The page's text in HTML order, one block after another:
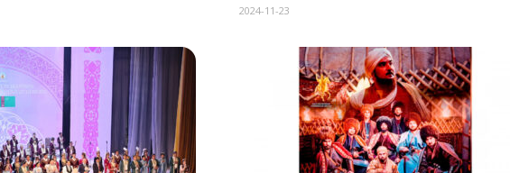
2024-11-23